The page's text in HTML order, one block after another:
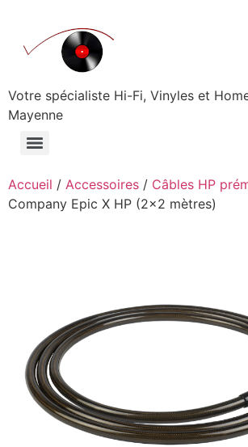
contenu
Votre spécialiste Hi-Fi, Vinyles et
Mayenne
Accueil / Accessoires / Câbles HP
Company Epic X HP (2×2 mètres)